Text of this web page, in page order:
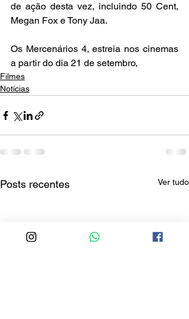
de ação desta vez, incluindo 50 Cent,
Megan Fox e Tony Jaa.
Os Mercenários 4, estreia nos cinemas
a partir do dia 21 de setembro,
Filmes
Notícias
Posts recentes Ver tudo